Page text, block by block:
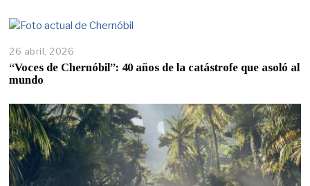
26 abril, 2026
“Voces de Chernóbil”: 40 años de la catástrofe que asoló al
mundo